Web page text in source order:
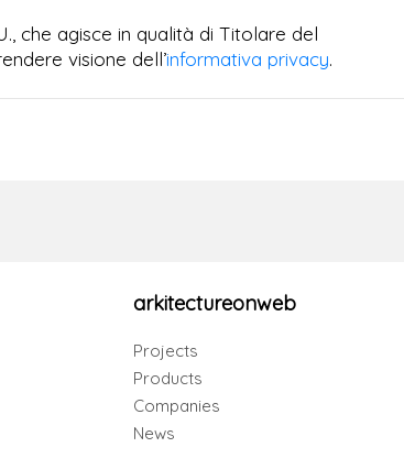
che agisce in qualità di Titolare del
visione dell’informativa privacy.
arkitectureonweb
Projects
Products
Companies
News